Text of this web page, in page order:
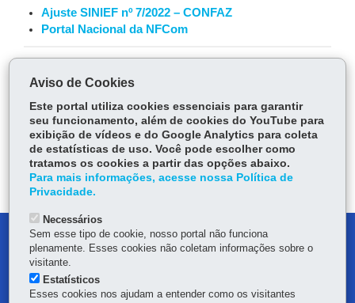
Ajuste SINIEF nº 7/2022 – CONFAZ
Portal Nacional da NFCom
Fa
ce
bo
ok
Tw
itt
er
W
ha
ts
Ap
p
Voltar Início Imprimir Baixar
DENUNCIE CORRUPÇÃO
Aviso de Cookies
Este portal utiliza cookies essenciais para garantir
seu funcionamento, além de cookies do YouTube para
exibição de vídeos e do Google Analytics para coleta
de estatísticas de uso. Você pode escolher como
tratamos os cookies a partir das opções abaixo.
Para mais informações, acesse nossa Política de
Privacidade.
Necessários
Sem esse tipo de cookie, nosso portal não funciona
plenamente. Esses cookies não coletam informações sobre o
visitante.
Estatísticos
Esses cookies nos ajudam a entender como os visitantes